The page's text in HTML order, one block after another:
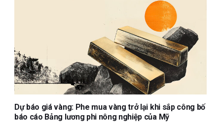
Dự báo giá vàng: Phe mua vàng trở lại khi sắp công bố
báo cáo Bảng lương phi nông nghiệp của Mỹ